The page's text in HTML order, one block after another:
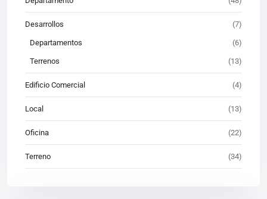
Desarrollos (7)
Departamentos (6)
Terrenos (13)
Edificio Comercial (4)
Local (13)
Oficina (22)
Terreno (34)